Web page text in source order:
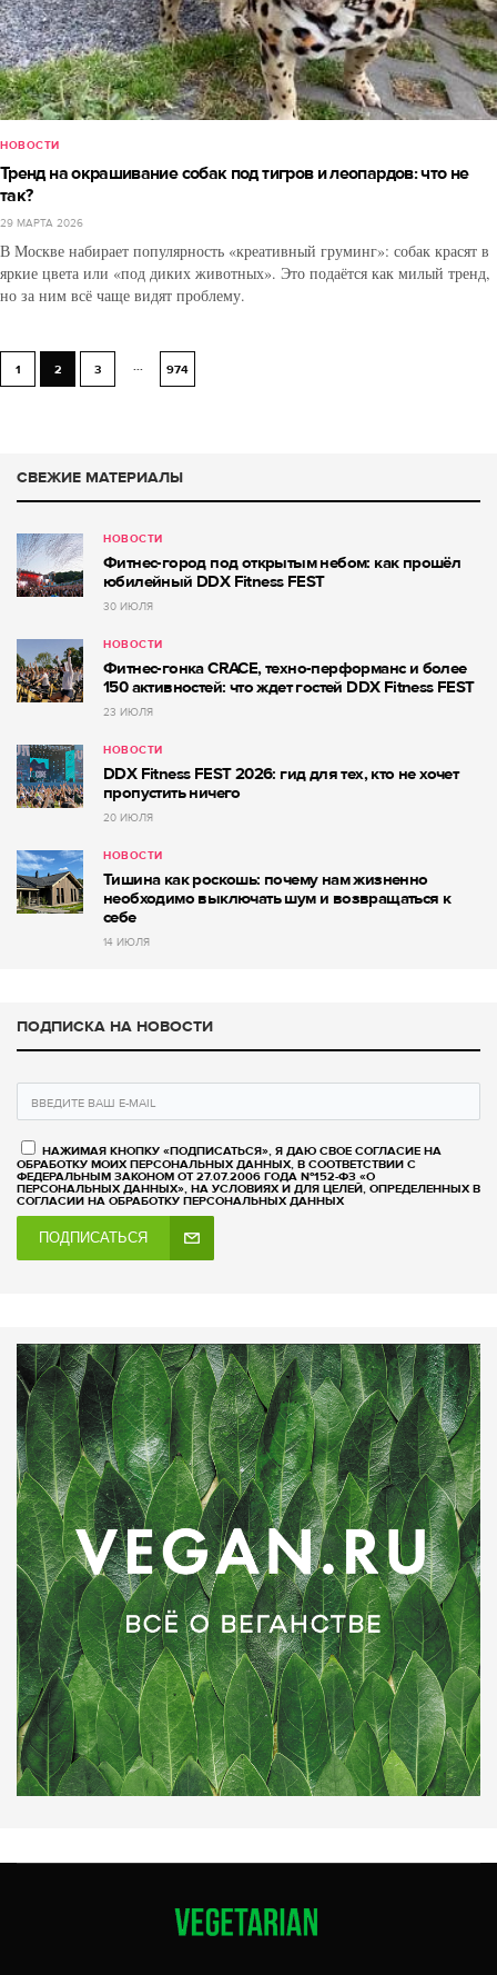
НОВОСТИ
Тренд на окрашивание собак под тигров и леопардов: что не
так?
29 МАРТА 2026
В Москве набирает популярность «креативный груминг»: собак красят в
яркие цвета или «под диких животных». Это подаётся как милый тренд,
но за ним всё чаще видят проблему.
1 2 3 ... 974
СВЕЖИЕ МАТЕРИАЛЫ
НОВОСТИ
Фитнес-город под открытым небом: как прошёл
юбилейный DDX Fitness FEST
30 ИЮЛЯ
НОВОСТИ
Фитнес-гонка CRACE, техно-перформанс и более
150 активностей: что ждет гостей DDX Fitness FEST
23 ИЮЛЯ
НОВОСТИ
DDX Fitness FEST 2026: гид для тех, кто не хочет
пропустить ничего
20 ИЮЛЯ
НОВОСТИ
Тишина как роскошь: почему нам жизненно
необходимо выключать шум и возвращаться к
себе
14 ИЮЛЯ
ПОДПИСКА НА НОВОСТИ
НАЖИМАЯ КНОПКУ «ПОДПИСАТЬСЯ», Я ДАЮ СВОЕ СОГЛАСИЕ НА
ОБРАБОТКУ МОИХ ПЕРСОНАЛЬНЫХ ДАННЫХ, В СООТВЕТСТВИИ С
ФЕДЕРАЛЬНЫМ ЗАКОНОМ ОТ 27.07.2006 ГОДА №152-ФЗ «О
ПЕРСОНАЛЬНЫХ ДАННЫХ», НА УСЛОВИЯХ И ДЛЯ ЦЕЛЕЙ, ОПРЕДЕЛЕННЫХ В
СОГЛАСИИ НА ОБРАБОТКУ ПЕРСОНАЛЬНЫХ ДАННЫХ
ПОДПИСАТЬСЯ